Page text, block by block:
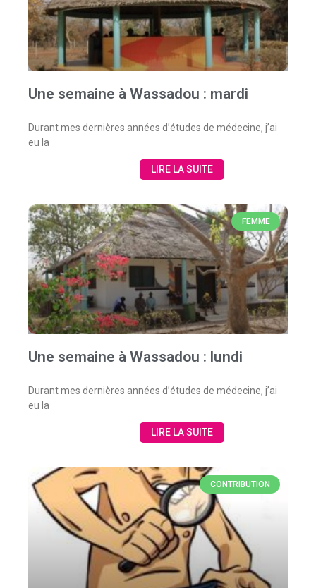
Une semaine à Wassadou : mardi
Durant mes dernières années d’études de médecine, j’ai
eu la
LIRE LA SUITE
FEMME
Une semaine à Wassadou : lundi
Durant mes dernières années d’études de médecine, j’ai
eu la
LIRE LA SUITE
CONTRIBUTION